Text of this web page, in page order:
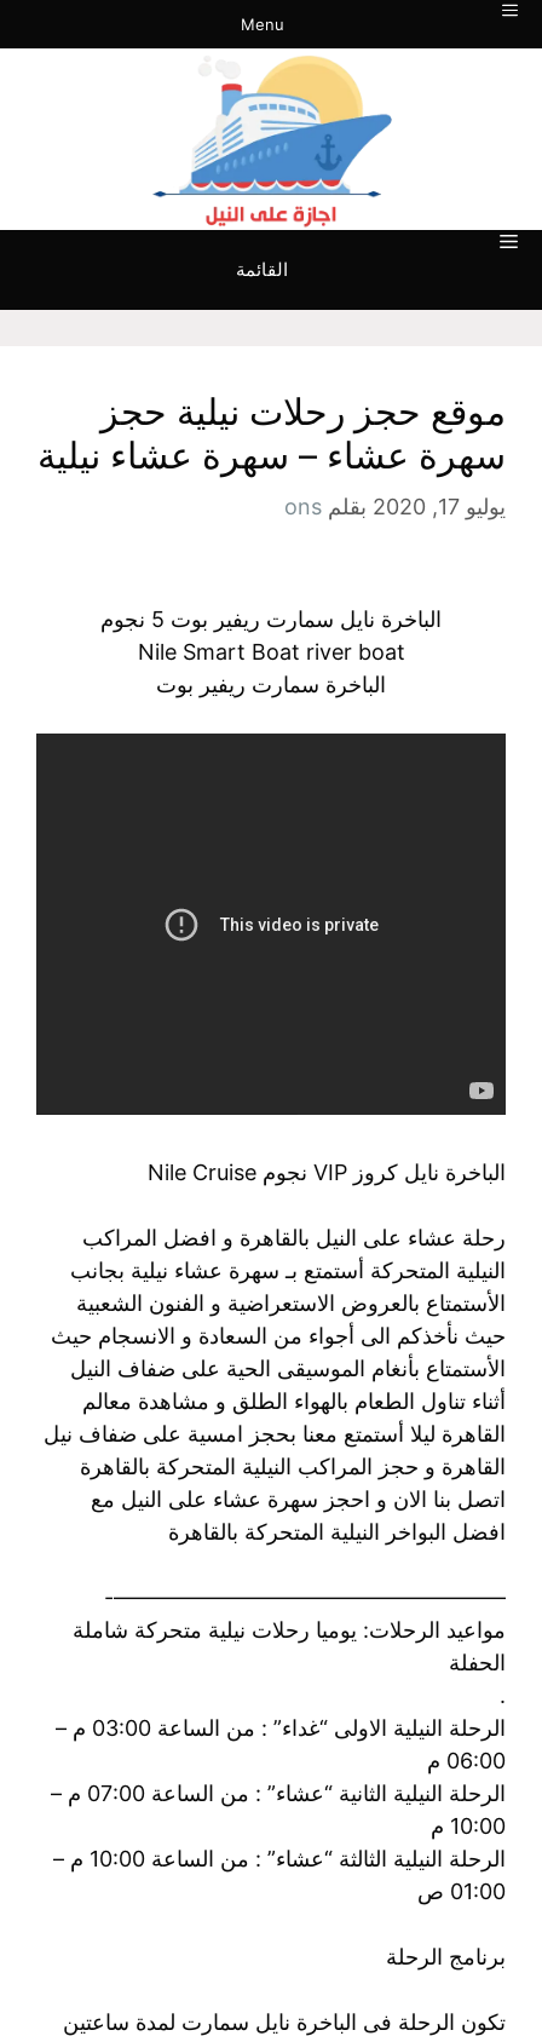
انتقل
إلى
Menu
القائمة
موقع حجز رحلات نيلية حجز
سهرة عشاء – سهرة عشاء نيلية
يوليو 17, 2020 بقلم ons
الباخرة نايل سمارت ريفير بوت 5 نجوم
Nile Smart Boat river boat
الباخرة سمارت ريفير بوت
الباخرة نايل كروز VIP نجوم Nile Cruise
رحلة عشاء على النيل بالقاهرة و افضل المراكب
النيلية المتحركة أستمتع بـ سهرة عشاء نيلية بجانب
الأستمتاع بالعروض الاستعراضية و الفنون الشعبية
حيث نأخذكم الى أجواء من السعادة و الانسجام حيث
الأستمتاع بأنغام الموسيقى الحية على ضفاف النيل
أثناء تناول الطعام بالهواء الطلق و مشاهدة معالم
القاهرة ليلا أستمتع معنا بحجز امسية على ضفاف نيل
القاهرة و حجز المراكب النيلية المتحركة بالقاهرة
اتصل بنا الان و احجز سهرة عشاء على النيل مع
افضل البواخر النيلية المتحركة بالقاهرة
——————————————————-
مواعيد الرحلات: يوميا رحلات نيلية متحركة شاملة
الحفلة
.
الرحلة النيلية الاولى “غداء” : من الساعة 03:00 م –
06:00 م
الرحلة النيلية الثانية “عشاء” : من الساعة 07:00 م –
10:00 م
الرحلة النيلية الثالثة “عشاء” : من الساعة 10:00 م –
01:00 ص
برنامج الرحلة
تكون الرحلة فى الباخرة نايل سمارت لمدة ساعتين